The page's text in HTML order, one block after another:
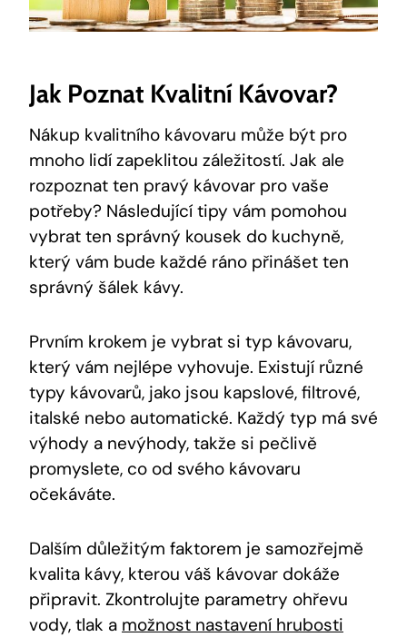
Jak Poznat Kvalitní Kávovar?
Nákup kvalitního kávovaru může být pro
mnoho lidí zapeklitou záležitostí. Jak ale
rozpoznat ten pravý kávovar pro vaše
potřeby? Následující tipy vám pomohou
vybrat ten správný kousek do kuchyně,
který vám bude každé ráno přinášet ten
správný šálek kávy.
Prvním krokem je vybrat si typ kávovaru,
který vám nejlépe vyhovuje. Existují různé
typy kávovarů, jako jsou kapslové, filtrové,
italské nebo automatické. Každý typ má své
výhody a nevýhody, takže si pečlivě
promyslete, co od svého kávovaru
očekáváte.
Dalším důležitým faktorem je samozřejmě
kvalita kávy, kterou váš kávovar dokáže
připravit. Zkontrolujte parametry ohřevu
vody, tlak a možnost nastavení hrubosti